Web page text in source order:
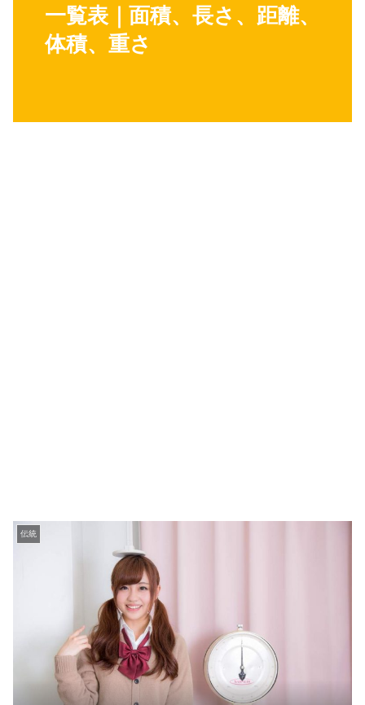
一覧表｜面積、長さ、距離、
体積、重さ
伝統